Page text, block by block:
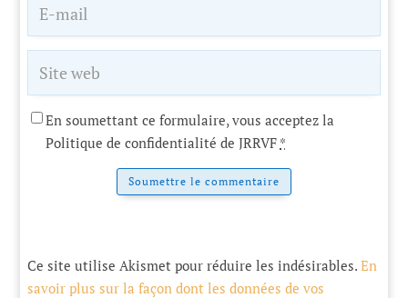
En soumettant ce formulaire, vous acceptez la
Politique de confidentialité de JRRVF *
Soumettre le commentaire
Ce site utilise Akismet pour réduire les indésirables.En
savoir plus sur la façon dont les données de vos